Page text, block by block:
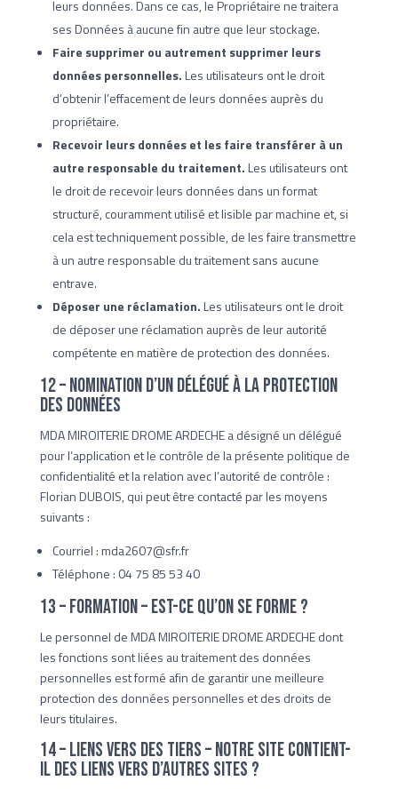
leurs données. Dans ce cas, le Propriétaire ne traitera
ses Données à aucune fin autre que leur stockage.
Faire supprimer ou autrement supprimer leurs
données personnelles.Les utilisateurs ont le droit
d’obtenir l’effacement de leurs données auprès du
propriétaire.
Recevoir leurs données et les faire transférer à un
autre responsable du traitement.Les utilisateurs ont
le droit de recevoir leurs données dans un format
structuré, couramment utilisé et lisible par machine et, si
cela est techniquement possible, de les faire transmettre
à un autre responsable du traitement sans aucune
entrave.
Déposer une réclamation.Les utilisateurs ont le droit
de déposer une réclamation auprès de leur autorité
compétente en matière de protection des données.
12 – Nomination d’un délégué à la protection
des données
MDA MIROITERIE DROME ARDECHE a désigné un délégué
pour l’application et le contrôle de la présente politique de
confidentialité et la relation avec l’autorité de contrôle :
Florian DUBOIS, qui peut être contacté par les moyens
suivants :
Courriel : mda2607@sfr.fr
Téléphone : 04 75 85 53 40
13 – Formation – Est-ce qu’on se forme ?
Le personnel de MDA MIROITERIE DROME ARDECHE dont
les fonctions sont liées au traitement des données
personnelles est formé afin de garantir une meilleure
protection des données personnelles et des droits de
leurs titulaires.
14 – Liens vers des tiers – Notre Site contient-
il des liens vers d’autres sites ?